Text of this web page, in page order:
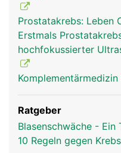
Prostatakrebs: Leben
Erstmals
hochfokussierter
Ratgeber
Blasenschwäche - Ein
10 Regeln gegen Krebs